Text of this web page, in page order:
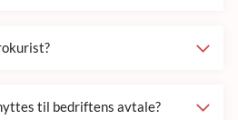
til bedriftens avtale?